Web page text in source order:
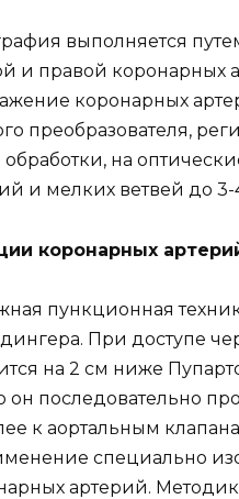
выполняется
и правой коронарных
коронарных
преобразователя,
на
и мелких ветвей до
коронарных
пункционная
При доступе
на 2 см ниже
последовательно
к аортальным
специально
артерий.